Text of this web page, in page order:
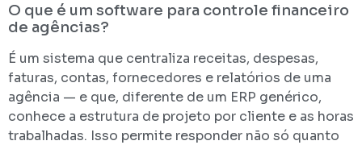
O que é um software para controle financeiro
de agências?
É um sistema que centraliza receitas, despesas,
faturas, contas, fornecedores e relatórios de uma
agência — e que, diferente de um ERP genérico,
conhece a estrutura de projeto por cliente e as horas
trabalhadas. Isso permite responder não só quanto